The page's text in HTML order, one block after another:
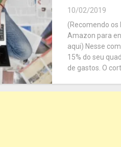
10/02/2019
(Recomendo os
Amazon para
aqui) Nesse
15% do seu
de gastos. O